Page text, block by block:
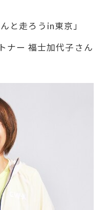
と走ろうin東京」
ナー 福士加代子さん